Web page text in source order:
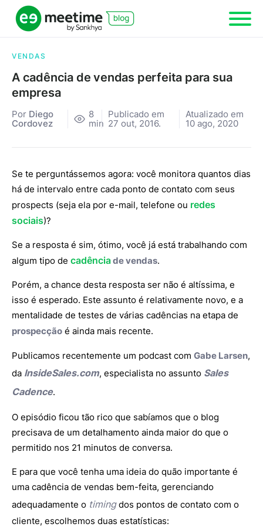
VENDAS
A cadência de vendas perfeita para sua
empresa
Por Diego
Cordovez
8
min
Publicado em
27 out, 2016.
Atualizado em
10 ago, 2020
Se te perguntássemos agora: você monitora quantos dias
há de intervalo entre cada ponto de contato com seus
prospects (seja ela por e-mail, telefone ou redes
sociais)?
Se a resposta é sim, ótimo, você já está trabalhando com
algum tipo de cadênciade vendas.
Porém, a chance desta resposta ser não é altíssima, e
isso é esperado. Este assunto é relativamente novo, e a
mentalidade de testes de várias cadências na etapa de
prospecção é ainda mais recente.
Publicamos recentemente um podcast com Gabe Larsen,
da InsideSales.com, especialista no assunto Sales
Cadence.
O episódio ficou tão rico que sabíamos que o blog
precisava de um detalhamento ainda maior do que o
permitido nos 21 minutos de conversa.
E para que você tenha uma ideia do quão importante é
uma cadência de vendas bem-feita, gerenciando
adequadamente o timingdos pontos de contato com o
cliente, escolhemos duas estatísticas: